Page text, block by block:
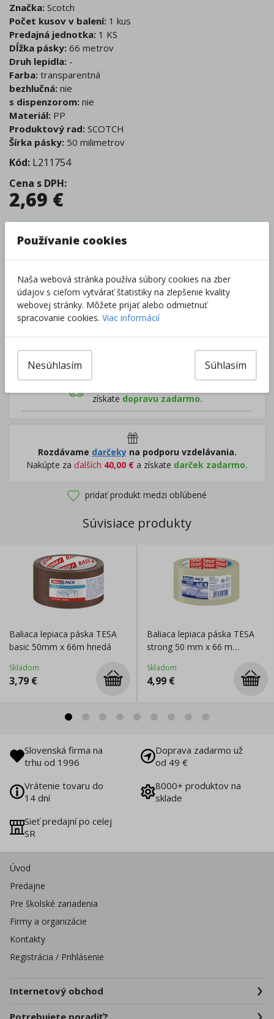
Značka: Scotch
Počet kusov v balení: 1 kus
Predajná jednotka: 1 KS
Dĺžka pásky: 66 metrov
Druh lepidla: -
Farba: transparentná
bezhlučná: nie
s dispenzorom: nie
Materiál: PP
Produktový rad: SCOTCH
Šírka pásky: 50 milimetrov
Kód: L211754
Cena s DPH:
2,69 €
Centrálny sklad: 0 ks
– +
získate dopravu zadarmo.
Rozdávame darčeky na podporu vzdelávania.
Nakúpte za ďalších 40,00 € a získate darček zadarmo.
pridať produkt medzi obľúbené
Súvisiace produkty
Baliaca lepiaca páska TESA
basic 50mm x 66m hnedá
Skladom
3,79 €
Baliaca lepiaca páska TESA
strong 50 mm x 66 m
Skladom
4,99 €
Slovenská firma na
trhu od 1996
Doprava zadarmo už
od 49 €
Vrátenie tovaru do
14 dní
8000+ produktov na
sklade
Sieť predajní po celej
SR
Úvod
Predajne
Pre školské zariadenia
Firmy a organizácie
Kontakty
Registrácia / Prihlásenie
Internetový obchod
Používanie cookies
Naša webová stránka používa súbory cookies na zber
údajov s cieľom vytvárať štatistiky na zlepšenie kvality
webovej stránky. Môžete prijať alebo odmietnuť
spracovanie cookies. Viac informácií
Súhlasím
Nesúhlasím